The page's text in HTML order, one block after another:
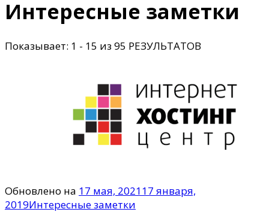
Интересные заметки
Показывает: 1 - 15 из 95 РЕЗУЛЬТАТОВ
Обновлено на 17 мая, 202117 января,
2019Интересные заметки